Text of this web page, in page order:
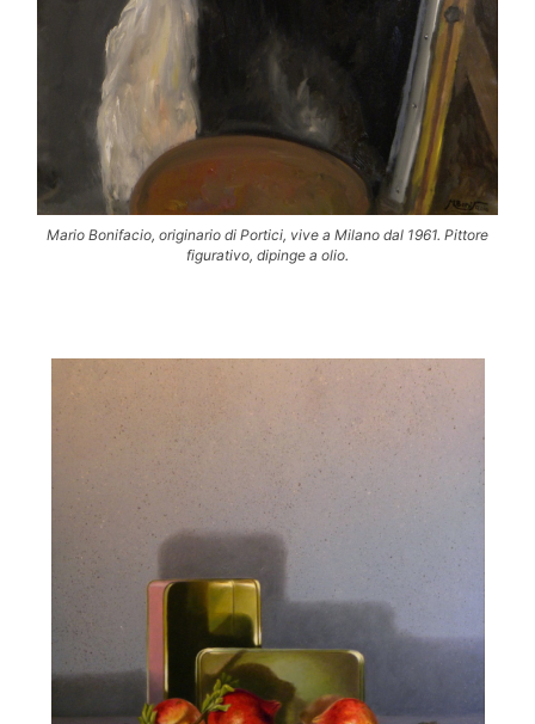
Mario Bonifacio, originario di Portici, vive a Milano dal 1961. Pittore
figurativo, dipinge a olio.